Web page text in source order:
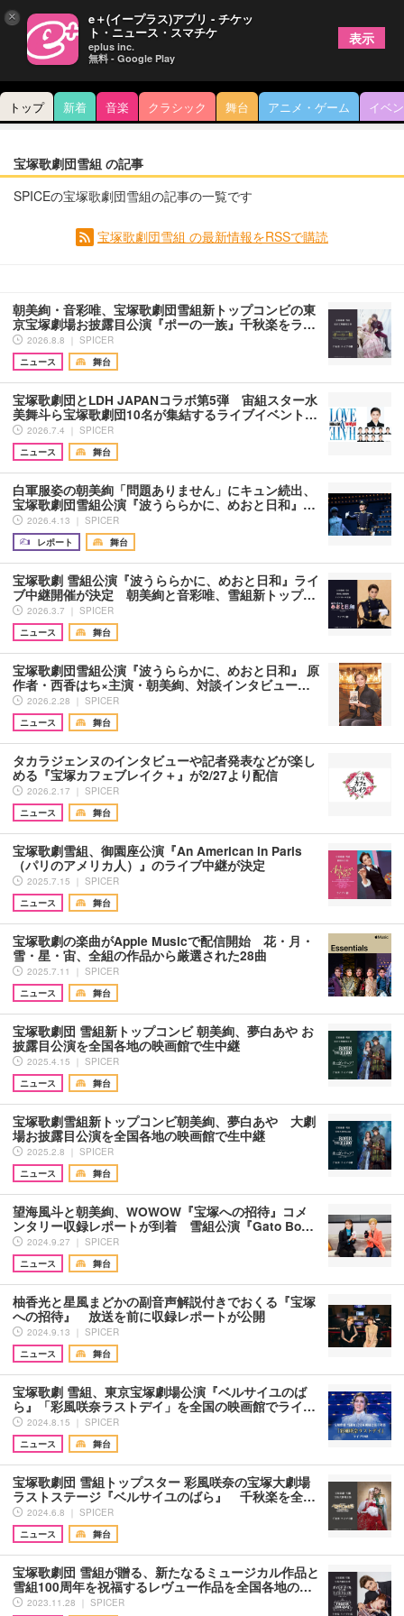
トップ 新着 音楽 クラシック 舞台 アニメ・ゲーム イベ
宝塚歌劇団雪組 の記事
SPICEの宝塚歌劇団雪組の記事の一覧です
宝塚歌劇団雪組 の最新情報をRSSで購読
朝美絢・音彩唯、宝塚歌劇団雪組新トップコンビの東
京宝塚劇場お披露目公演『ポーの一族』千秋楽をラ…
2026.8.8 ｜ SPICER
ニュース
舞台
宝塚歌劇団とLDH JAPANコラボ第5弾 宙組スター水
美舞斗ら宝塚歌劇団10名が集結するライブイベント…
2026.7.4 ｜ SPICER
ニュース
舞台
白軍服姿の朝美絢「問題ありません」にキュン続出、
宝塚歌劇団雪組公演『波うららかに、めおと日和』…
2026.4.13 ｜ SPICER
レポート
舞台
宝塚歌劇 雪組公演『波うららかに、めおと日和』ライ
ブ中継開催が決定 朝美絢と音彩唯、雪組新トップ…
2026.3.7 ｜ SPICER
ニュース
舞台
宝塚歌劇団雪組公演『波うららかに、めおと日和』 原
作者・西香はち×主演・朝美絢、対談インタビュー…
2026.2.28 ｜ SPICER
ニュース
舞台
タカラジェンヌのインタビューや記者発表などが楽し
める『宝塚カフェブレイク＋』が2/27より配信
2026.2.17 ｜ SPICER
ニュース
舞台
宝塚歌劇雪組、御園座公演『An American in Paris
（パリのアメリカ人）』のライブ中継が決定
2025.7.15 ｜ SPICER
ニュース
舞台
宝塚歌劇の楽曲がApple Musicで配信開始 花・月・
雪・星・宙、全組の作品から厳選された28曲
2025.7.11 ｜ SPICER
ニュース
舞台
宝塚歌劇団 雪組新トップコンビ 朝美絢、夢白あや お
披露目公演を全国各地の映画館で生中継
2025.4.15 ｜ SPICER
ニュース
舞台
宝塚歌劇雪組新トップコンビ朝美絢、夢白あや 大劇
場お披露目公演を全国各地の映画館で生中継
2025.2.8 ｜ SPICER
ニュース
舞台
望海風斗と朝美絢、WOWOW『宝塚への招待』コメ
ンタリー収録レポートが到着 雪組公演『Gato Bo…
2024.9.27 ｜ SPICER
ニュース
舞台
柚香光と星風まどかの副音声解説付きでおくる『宝塚
への招待』 放送を前に収録レポートが公開
2024.9.13 ｜ SPICER
ニュース
舞台
宝塚歌劇 雪組、東京宝塚劇場公演『ベルサイユのば
ら』「彩風咲奈ラストデイ」を全国の映画館でライ…
2024.8.15 ｜ SPICER
ニュース
舞台
宝塚歌劇団 雪組トップスター 彩風咲奈の宝塚大劇場
ラストステージ『ベルサイユのばら』 千秋楽を全…
2024.6.8 ｜ SPICER
ニュース
舞台
宝塚歌劇団 雪組が贈る、新たなるミュージカル作品と
雪組100周年を祝福するレヴュー作品を全国各地の…
2023.11.28 ｜ SPICER
× e＋(イープラス)アプリ - チケッ
ト・ニュース・スマチケ
eplus inc.
無料 - Google Play
表示